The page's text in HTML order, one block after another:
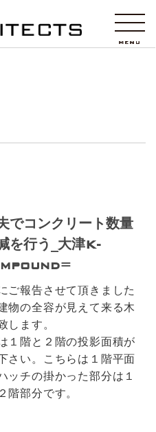
MENU
MENU
でコンクリート数量
を行う_大津K-
ご報告させて頂きました
物の全容が見えて来る木
ます。
１階と２階の投影面積が
さい。こちらは１階平面
ッチの掛かった部分は１
部分です。